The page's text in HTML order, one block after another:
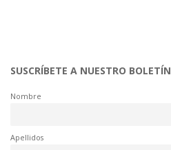
SUSCRÍBETE A NUESTRO BOLETÍN
Nombre
Apellidos